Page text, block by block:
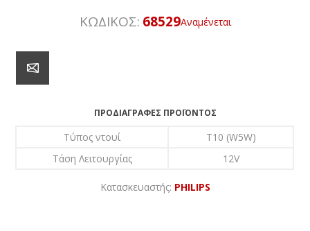
ΚΩΔΙΚΟΣ: 68529Αναμένεται
ΠΡΟΔΙΑΓΡΑΦΈΣ ΠΡΟΪΌΝΤΟΣ
Τύπος ντουί
T10 (W5W)
Τάση Λειτουργίας
12V
Κατασκευαστής: PHILIPS